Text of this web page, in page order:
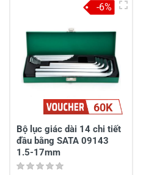
60K
Bộ lục giác dài 14 chi tiết
đầu bằng SATA 09143
1.5-17mm
-6%